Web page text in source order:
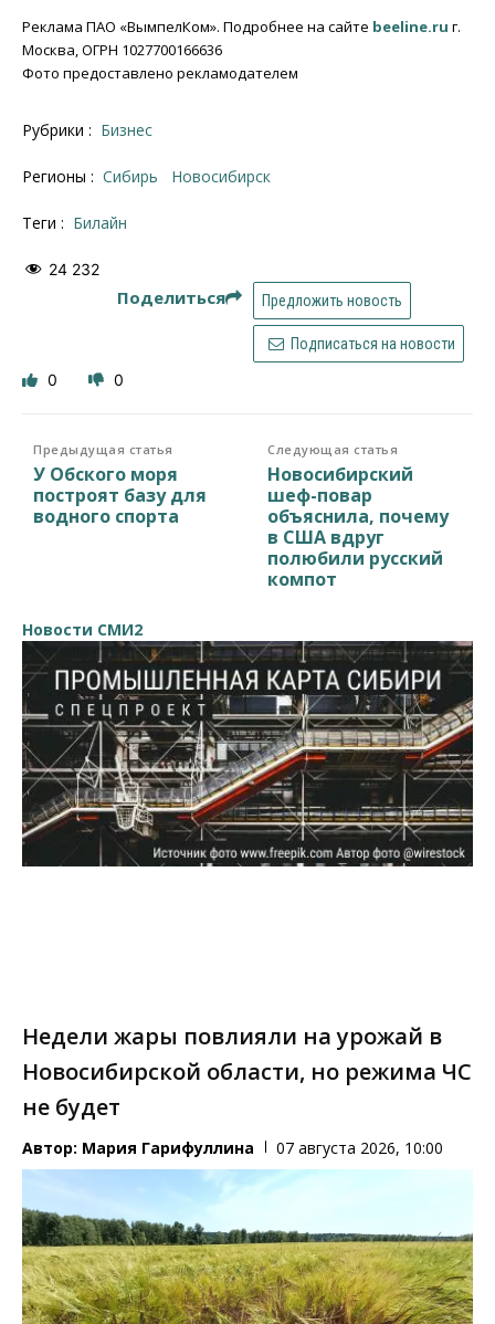
Реклама ПАО «ВымпелКом». Подробнее на сайте beeline.ru г.
Москва, ОГРН 1027700166636
Фото предоставлено рекламодателем
Рубрики : Бизнес
Регионы : Сибирь Новосибирcк
Теги : Билайн
24 232
Поделиться Предложить новость
Подписаться на новости
0 0
Предыдущая статья
У Обского моря
построят базу для
водного спорта
Следующая статья
Новосибирский
шеф-повар
объяснила, почему
в США вдруг
полюбили русский
компот
Новости СМИ2
Недели жары повлияли на урожай в
Новосибирской области, но режима ЧС
не будет
Автор: Мария Гарифуллина 07 августа 2026, 10:00